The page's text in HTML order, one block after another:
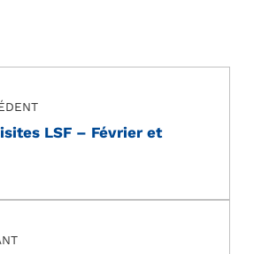
LSF – Février et